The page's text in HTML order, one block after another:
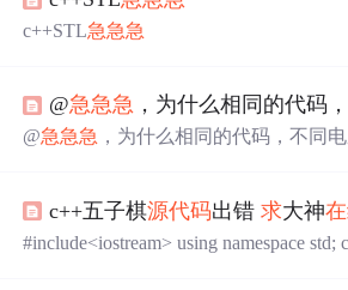
c++STL急急急
@急急急 ，为什么相同的代码
@急急急 ，为什么相同的代码，不同
y,int z); int a,b,c,d;
c); printf(“max=%d\n”,d); return 0; } int
c++五子棋源代码出错求大神
#include<iostream> using namespace std; class five